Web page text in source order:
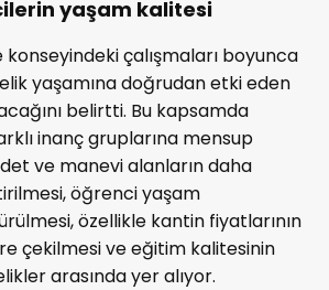
yaşam kalitesi
çalışmaları boyunca
yaşamına doğrudan etki eden
belirtti. Bu kapsamda
inanç gruplarına mensup
ve manevi alanların daha
öğrenci yaşam
özellikle kantin fiyatlarının
çekilmesi ve eğitim kalitesinin
arasında yer alıyor.